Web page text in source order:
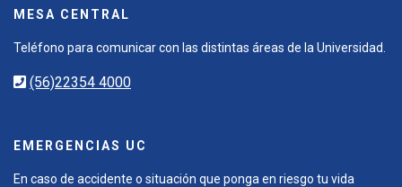
MESA CENTRAL
Teléfono para comunicar con las distintas áreas de la Universidad.
(56)22354 4000
EMERGENCIAS UC
En caso de accidente o situación que ponga en riesgo tu vida